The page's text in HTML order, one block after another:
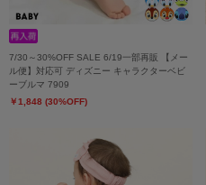
7/30～30%OFF SALE 6/19一部再販 【メー
ル便】対応可 ディズニー キャラクターベビ
ーブルマ 7909
￥1,848 (30%OFF)